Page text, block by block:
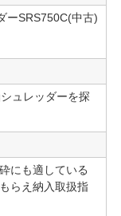
ーSRS750C(中古)
ュレッダーを探
にも適している
らえ納入取扱指